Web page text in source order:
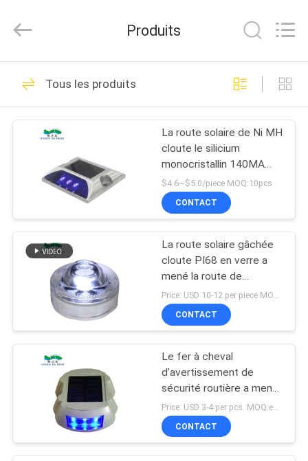
MAISON
DES
PRODUITS
DE
NOUS
VISITE
L'USINE
CONTRÔLE
QUALITÉ
Technology
Rights
Goujons solaires de
route
336
goujons menés
solaires de route
58
Réflecteurs solaires
routiers
Produits
Tous les produits
La route solaire de Ni MH
cloute le silicium
monocristallin 140MA
rechargeable
$4.6~$5.0/piece MOQ:10pcs
CONTACT
La route solaire gâchée
cloute PI68 en verre a
mené la route de
warningr d'allée de
marque de route
CONTACT
Le fer à cheval
d'avertissement de
sécurité routière a mené
la route actionnée solaire
cloute le clignotant Pier
Light
CONTACT